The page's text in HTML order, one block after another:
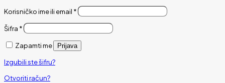
Korisničko ime ili email *
Šifra *
Zapamti me Prijava
Izgubili ste šifru?
Otvoriti račun?